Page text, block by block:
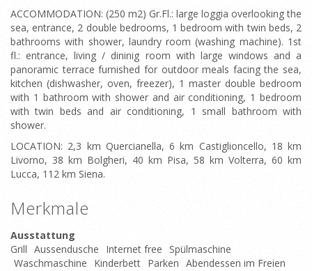
ACCOMMODATION: (250 m2) Gr.Fl.: large loggia overlooking the
sea, entrance, 2 double bedrooms, 1 bedroom with twin beds, 2
bathrooms with shower, laundry room (washing machine). 1st
fl.: entrance, living / dininig room with large windows and a
panoramic terrace furnished for outdoor meals facing the sea,
kitchen (dishwasher, oven, freezer), 1 master double bedroom
with 1 bathroom with shower and air conditioning, 1 bedroom
with twin beds and air conditioning, 1 small bathroom with
shower.
LOCATION: 2,3 km Quercianella, 6 km Castiglioncello, 18 km
Livorno, 38 km Bolgheri, 40 km Pisa, 58 km Volterra, 60 km
Lucca, 112 km Siena.
Merkmale
Ausstattung
Grill Aussendusche Internet free Spülmaschine
Waschmaschine
Kinderbett Parken Abendessen im Freien